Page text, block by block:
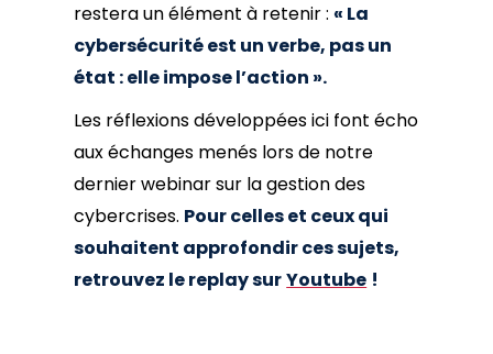
restera un élément à retenir : « La
cybersécurité est un verbe, pas un
état : elle impose l’action ».
Les réflexions développées ici font écho
aux échanges menés lors de notre
dernier webinar sur la gestion des
cybercrises. Pour celles et ceux qui
souhaitent approfondir ces sujets,
retrouvez le replay surYoutube !